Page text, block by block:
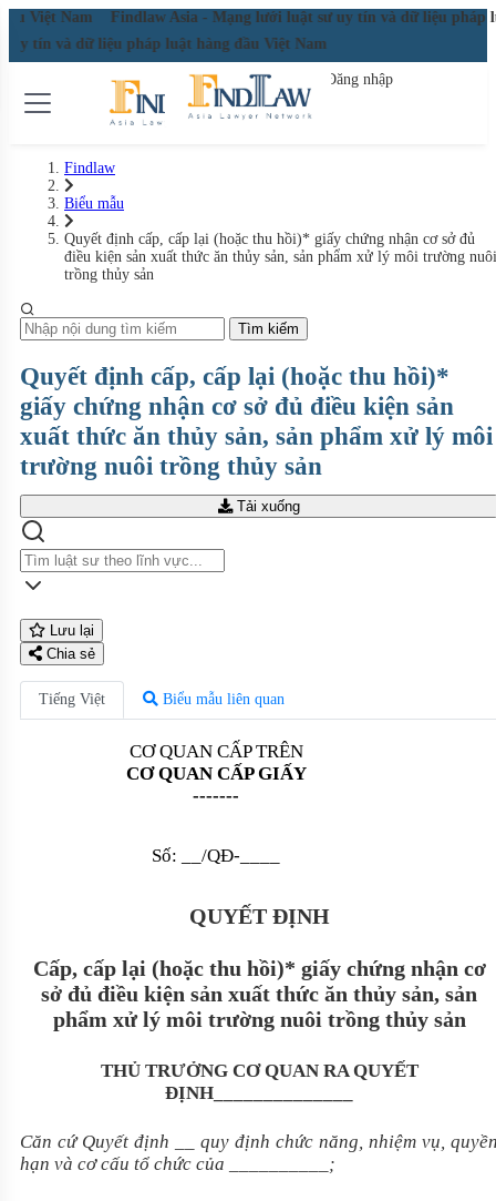
Việt Nam
Findlaw Asia - Mạng lưới luật sư uy tín và dữ liệu pháp
tín và dữ liệu pháp luật hàng đầu Việt Nam
Đăng nhập
Findlaw
Biểu mẫu
Quyết định cấp, cấp lại (hoặc thu hồi)* giấy chứng nhận cơ sở đủ
điều kiện sản xuất thức ăn thủy sản, sản phẩm xử lý môi trường nuôi
trồng thủy sản
Tìm kiếm
Quyết định cấp, cấp lại (hoặc thu hồi)*
giấy chứng nhận cơ sở đủ điều kiện sản
xuất thức ăn thủy sản, sản phẩm xử lý môi
trường nuôi trồng thủy sản
Tải xuống
Lưu lại
Chia sẻ
Tiếng Việt Biểu mẫu liên quan
CƠ QUAN CẤP TRÊN
CƠ QUAN CẤP GIẤY
-------
Số: __/QĐ-____
QUYẾT ĐỊNH
Cấp, cấp lại (hoặc thu hồi)* giấy chứng nhận cơ
sở đủ điều kiện sản xuất thức ăn thủy sản, sản
phẩm xử lý môi trường nuôi trồng thủy sản
THỦ TRƯỞNG CƠ QUAN RA QUYẾT
ĐỊNH______________
Căn cứ Quyết định __ quy định chức năng, nhiệm vụ, quyề
hạn và cơ cấu tổ chức của
__________;